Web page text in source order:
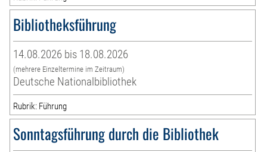
Bibliotheksführung
14.08.2026 bis 18.08.2026
(mehrere Einzeltermine im Zeitraum)
Deutsche Nationalbibliothek
Rubrik: Führung
Sonntagsführung durch die Bibliothek